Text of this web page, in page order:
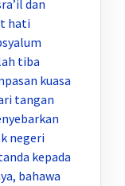
dan
hati
tiba
kuasa
tangan
negeri
kepada
bahawa